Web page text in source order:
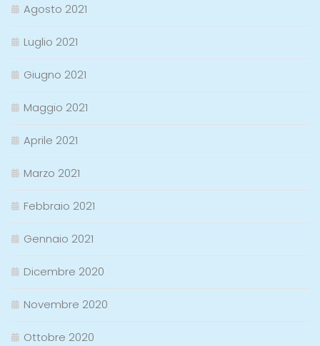
Agosto 2021
Luglio 2021
Giugno 2021
Maggio 2021
Aprile 2021
Marzo 2021
Febbraio 2021
Gennaio 2021
Dicembre 2020
Novembre 2020
Ottobre 2020